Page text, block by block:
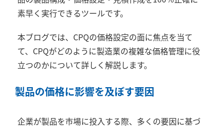
素早く実行できるツールです。
本ブログでは、 CPQの価格設定の面に焦点を当て
て、 CPQがどのように製造業の複雑な価格管理に役
立つのかについて詳しく解説します。
製品の価格に影響を及ぼす要因
企業が製品を市場に投入する際、多くの要因に基づ